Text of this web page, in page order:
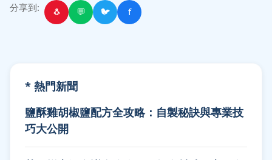
分享到: 🐧 💬 🐦 f
* 熱門新聞
鹽酥雞胡椒鹽配方全攻略：自製秘訣與專業技
巧大公開